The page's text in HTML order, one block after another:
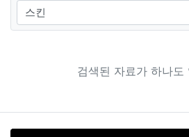
검색어
검색된 자료가 하나도